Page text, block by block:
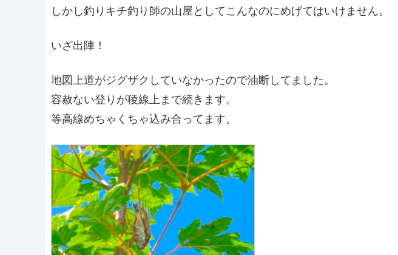
しかし釣りキチ釣り師の山屋としてこんなのにめげてはいけません。
いざ出陣！
地図上道がジグザクしていなかったので油断してました。
容赦ない登りが稜線上まで続きます。
等高線めちゃくちゃ込み合ってます。